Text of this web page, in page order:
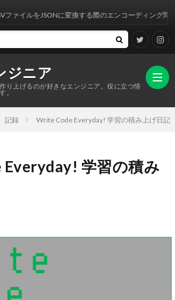
ジニア
り上げるのが好きなエンジニア。役に立つ情
。
作
物
雑
ルをJSONに変換する際のエンコーディング問題の解
記録 Write Code Everyday! 学習の積み上げ日記
学習の積み